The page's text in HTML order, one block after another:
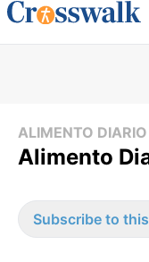
ALIMENTO DIARIO
Alimento
Subscribe to